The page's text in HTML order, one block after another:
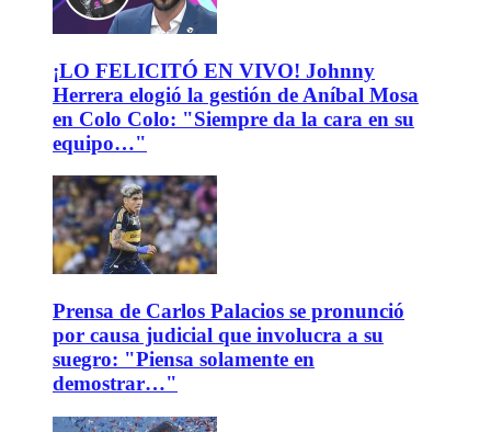
¡LO FELICITÓ EN VIVO! Johnny
Herrera elogió la gestión de Aníbal Mosa
en Colo Colo: "Siempre da la cara en su
equipo…"
Prensa de Carlos Palacios se pronunció
por causa judicial que involucra a su
suegro: "Piensa solamente en
demostrar…"